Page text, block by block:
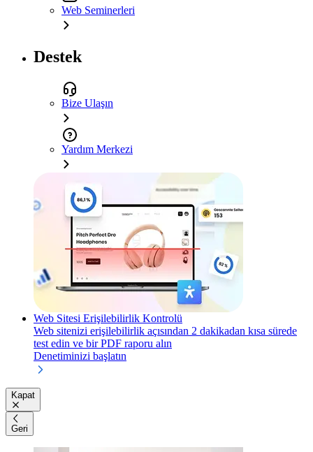
Web Seminerleri
Destek
Bize Ulaşın
Yardım Merkezi
Web Sitesi Erişilebilirlik Kontrolü
Web sitenizi erişilebilirlik açısından 2 dakikadan kısa sürede
test edin ve bir PDF raporu alın
Denetiminizi başlatın
Kapat
Geri